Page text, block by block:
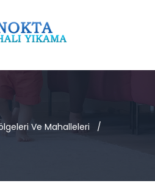
Ve Mahalleleri /